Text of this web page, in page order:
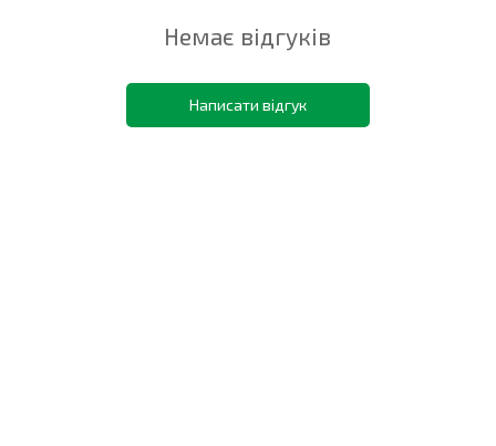
Немає відгуків
Написати відгук